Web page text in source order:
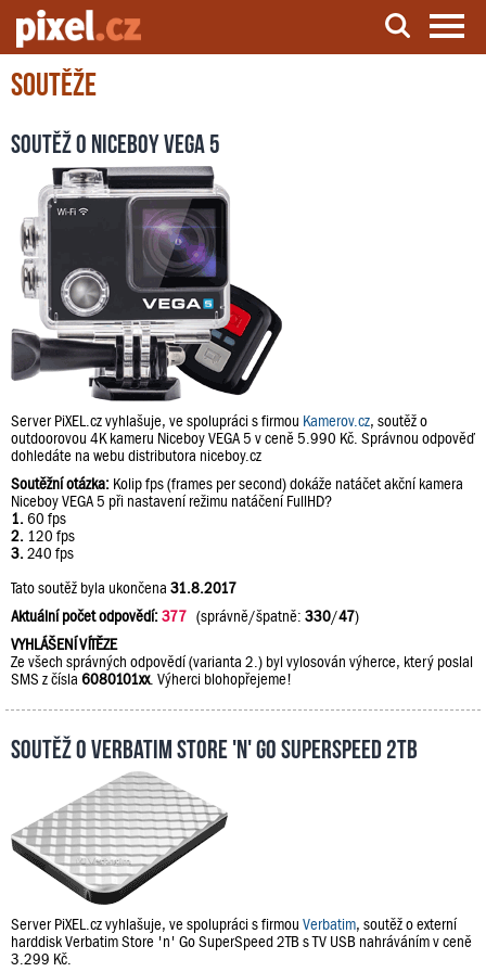
Server o natáčení a zpracování videa
Soutěže
Soutěž o Niceboy VEGA 5
Server PiXEL.cz vyhlašuje, ve spolupráci s firmou Kamerov.cz, soutěž o
outdoorovou 4K kameru Niceboy VEGA 5 v ceně 5.990 Kč. Správnou odpověď
dohledáte na webu distributora niceboy.cz
Soutěžní otázka: Kolip fps (frames per second) dokáže natáčet akční kamera
Niceboy VEGA 5 při nastavení režimu natáčení FullHD?
1. 60 fps
2. 120 fps
3. 240 fps
Tato soutěž byla ukončena 31.8.2017
Aktuální počet odpovědí:377 (správně/špatně: 330/47)
VYHLÁŠENÍ VÍTĚZE
Ze všech správných odpovědí (varianta 2.) byl vylosován výherce, který poslal
SMS z čísla 6080101xx. Výherci blohopřejeme!
Soutěž o Verbatim Store 'n' Go SuperSpeed 2TB
Server PiXEL.cz vyhlašuje, ve spolupráci s firmou Verbatim, soutěž o externí
harddisk Verbatim Store 'n' Go SuperSpeed 2TB s TV USB nahráváním v ceně
3.299 Kč.